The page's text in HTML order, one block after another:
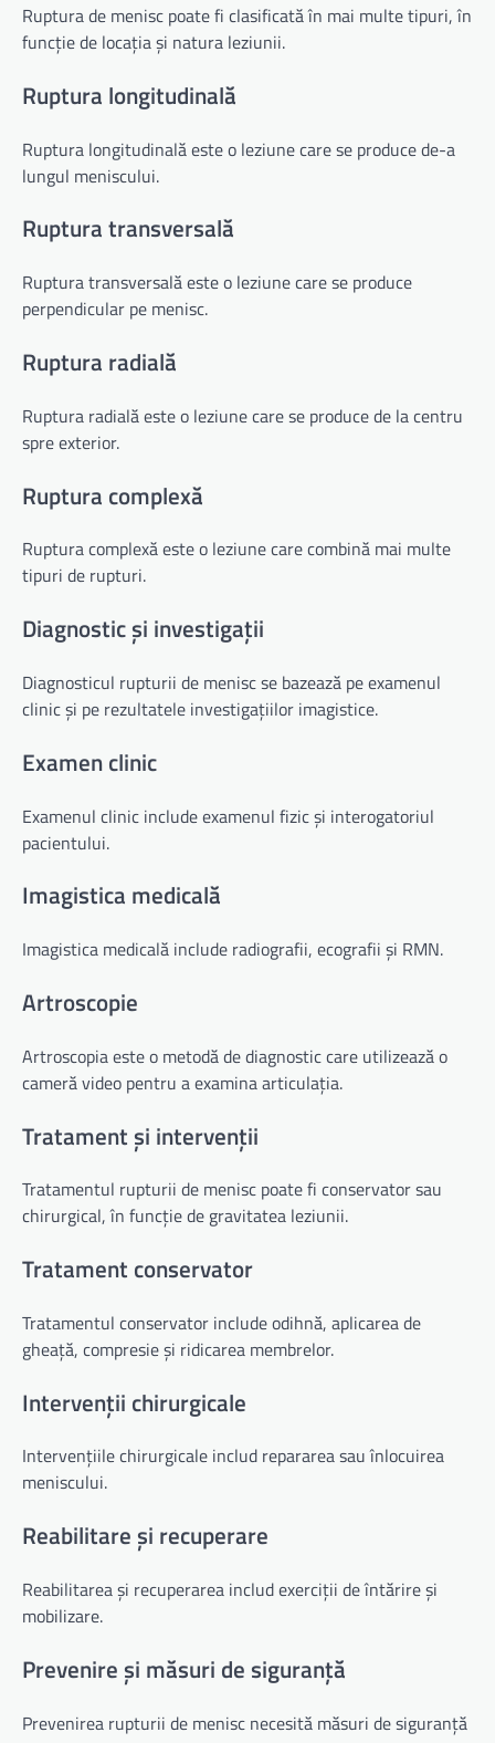
Ruptura de menisc poate fi clasificată în mai multe tipuri, în
funcție de locația și natura leziunii.
Ruptura longitudinală
Ruptura longitudinală este o leziune care se produce de-a
lungul meniscului.
Ruptura transversală
Ruptura transversală este o leziune care se produce
perpendicular pe menisc.
Ruptura radială
Ruptura radială este o leziune care se produce de la centru
spre exterior.
Ruptura complexă
Ruptura complexă este o leziune care combină mai multe
tipuri de rupturi.
Diagnostic și investigații
Diagnosticul rupturii de menisc se bazează pe examenul
clinic și pe rezultatele investigațiilor imagistice.
Examen clinic
Examenul clinic include examenul fizic și interogatoriul
pacientului.
Imagistica medicală
Imagistica medicală include radiografii, ecografii și RMN.
Artroscopie
Artroscopia este o metodă de diagnostic care utilizează o
cameră video pentru a examina articulația.
Tratament și intervenții
Tratamentul rupturii de menisc poate fi conservator sau
chirurgical, în funcție de gravitatea leziunii.
Tratament conservator
Tratamentul conservator include odihnă, aplicarea de
gheață, compresie și ridicarea membrelor.
Intervenții chirurgicale
Intervențiile chirurgicale includ repararea sau înlocuirea
meniscului.
Reabilitare și recuperare
Reabilitarea și recuperarea includ exerciții de întărire și
mobilizare.
Prevenire și măsuri de siguranță
Prevenirea rupturii de menisc necesită măsuri de siguranță